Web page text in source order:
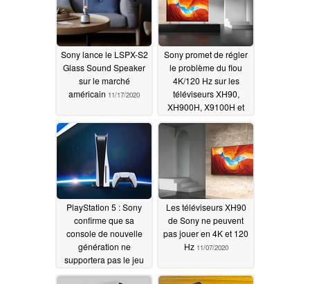
Sony lance le LSPX-S2
Glass Sound Speaker
sur le marché
américain 11/17/2020
Sony promet de régler
le problème du flou
4K/120 Hz sur les
téléviseurs XH90,
XH900H, X9100H et
XH9211/17/2020
PlayStation 5 : Sony
confirme que sa
console de nouvelle
génération ne
supportera pas le jeu
en 1440p11/07/2020
Les téléviseurs XH90
de Sony ne peuvent
pas jouer en 4K et 120
Hz 11/07/2020